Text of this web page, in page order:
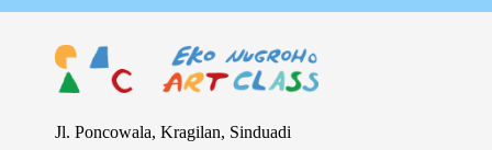
autisme,
…
Jl. Poncowala, Kragilan, Sinduadi